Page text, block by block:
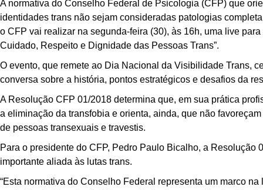
A normativa do Conselho Federal de Psicologia (CFP) que
identidades trans não sejam consideradas patologias
o CFP vai realizar na segunda-feira (30), às 16h, uma live
Cuidado, Respeito e Dignidade das Pessoas Trans”.
O evento, que remete ao Dia Nacional da Visibilidade Trans,
conversa sobre a história, pontos estratégicos e desafios da
A Resolução CFP 01/2018 determina que, em sua prática
a eliminação da transfobia e orienta, ainda, que não
de pessoas transexuais e travestis.
Para o presidente do CFP, Pedro Paulo Bicalho, a
importante aliada às lutas trans.
“Esta normativa do Conselho Federal representa um marco